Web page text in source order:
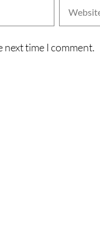
next time I comment.